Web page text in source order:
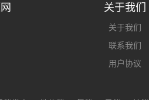
关于我们
关于我们
联系我们
用户协议